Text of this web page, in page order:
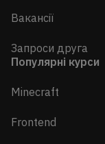
Вакансії
Запроси друга
Популярні курси
Minecraft
Frontend